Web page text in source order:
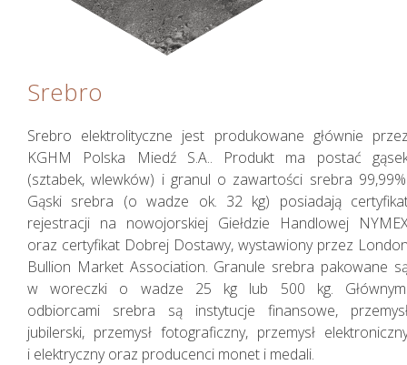
Srebro
Srebro elektrolityczne jest produkowane głównie
KGHM Polska Miedź S.A.. Produkt ma postać
(sztabek, wlewków) i granul o zawartości srebra
Gąski srebra (o wadze ok. 32 kg) posiadają
rejestracji na nowojorskiej Giełdzie Handlowej
oraz certyfikat Dobrej Dostawy, wystawiony przez
Bullion Market Association. Granule srebra pakowane
w woreczki o wadze 25 kg lub 500 kg.
odbiorcami srebra są instytucje finansowe,
jubilerski, przemysł fotograficzny, przemysł
i elektryczny oraz producenci monet i medali.